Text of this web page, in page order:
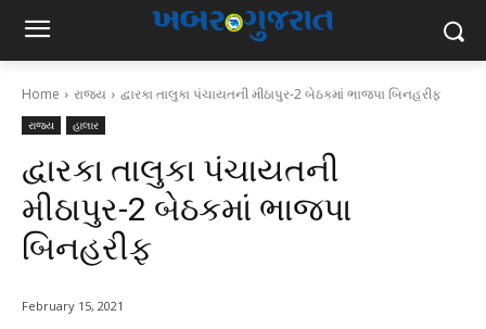
Home રાજ્ય દ્વારકા તાલુકા પંચાયતની મીઠાપુર-2 બેઠકમાં ભાજપા બિનહરીફ
રાજ્ય હાલાર
દ્વારકા તાલુકા પંચાયતની
મીઠાપુર-2 બેઠકમાં ભાજપા
બિનહરીફ
February 15, 2021